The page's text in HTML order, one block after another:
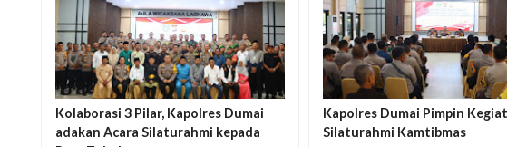
Kolaborasi 3 Pilar, Kapolres Dumai
adakan Acara Silaturahmi kepada
Kapolres Dumai Pimpin
Silaturahmi Kamtibmas